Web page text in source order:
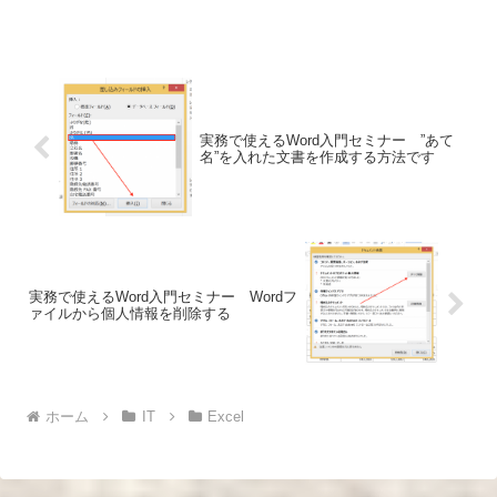
実務で使えるWord入門セミナー ”あて
名”を入れた文書を作成する方法です
実務で使えるWord入門セミナー Wordフ
ァイルから個人情報を削除する
ホーム IT Excel